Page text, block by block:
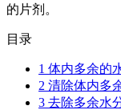
的片剂。
目录
1 体内多余的
2 清除体内多
3 去除多余水